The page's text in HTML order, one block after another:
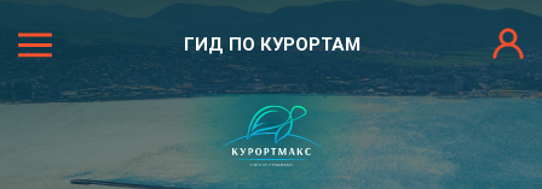
ГИД ПО КУРОРТАМ